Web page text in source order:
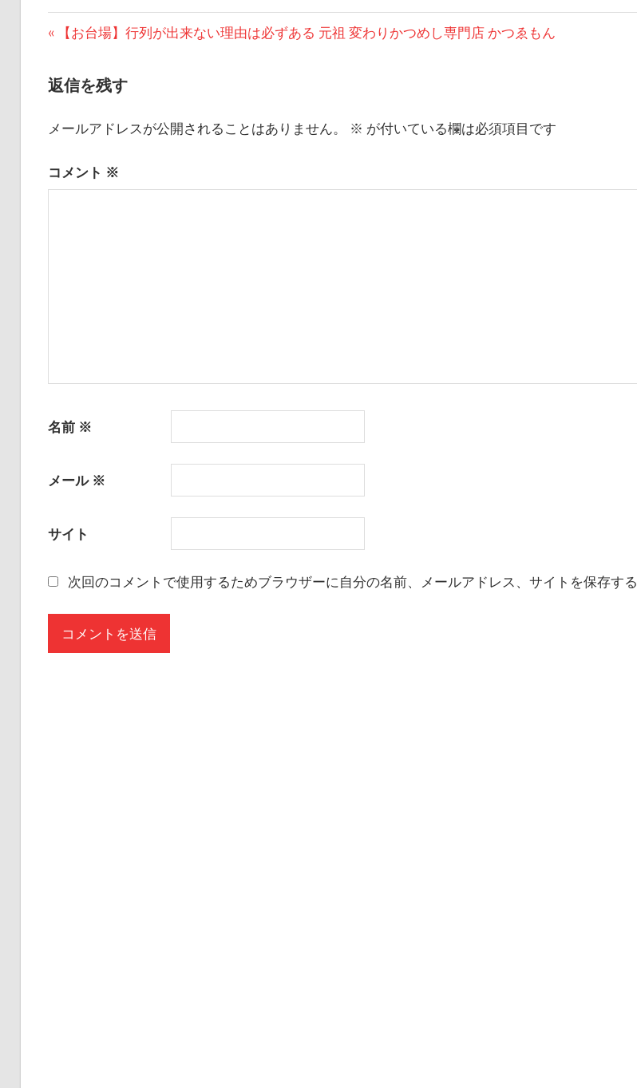
投
ナ
ビ
ー
前
記
【お台場】行列が出来ない理由は必ずある 元祖 変わりかつめし専門店 かつゑもん
返信を残す
メールアドレスが公開されることはありません。 ※ が付いている欄は必須項目です
コメント ※
名前 ※
メール ※
サイト
次回のコメントで使用するためブラウザーに自分の名前、メールアドレス、サイトを保存する